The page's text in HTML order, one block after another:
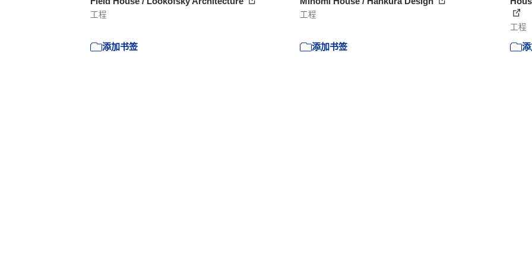
工程
添加书签
工程
添加书签
工程